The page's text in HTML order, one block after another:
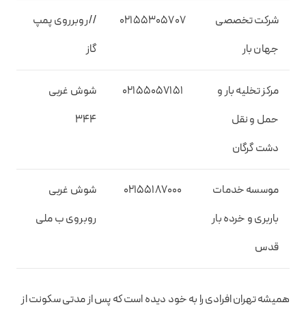
شرکت تخصصی
جهان بار
02155305707
//روبرروی پمپ
گاز
مرکز تخلیه بار و
حمل و نقل
دشت گرگان
02155057151
شوش غربی
344
موسسه خدمات
باربری و خرده بار
قدس
02155187000
شوش غربی
روبروی ب ملی
همیشه تهران افرادی را به خود دیده است که پس از مدتی سکونت از